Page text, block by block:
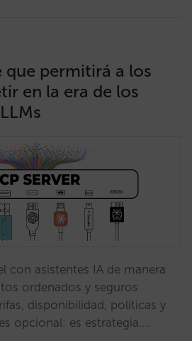
que permitirá a los
en la era de los
con asistentes IA de manera
ordenados y seguros
disponibilidad, políticas y
opcional: es estrategia.…